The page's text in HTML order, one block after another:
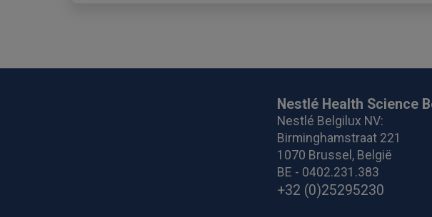
Nestlé Health Science
Nestlé Belgilux NV:
Birminghamstraat 221
1070 Brussel, België
BE - 0402.231.383
+32 (0)25295230